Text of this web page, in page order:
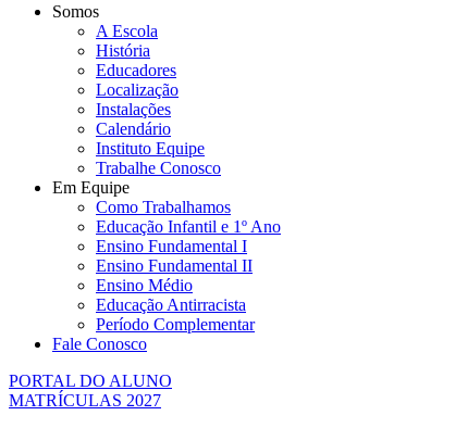
Somos
A Escola
História
Educadores
Localização
Instalações
Calendário
Instituto Equipe
Trabalhe Conosco
Em Equipe
Como Trabalhamos
Educação Infantil e 1º Ano
Ensino Fundamental I
Ensino Fundamental II
Ensino Médio
Educação Antirracista
Período Complementar
Fale Conosco
PORTAL DO ALUNO
MATRÍCULAS 2027